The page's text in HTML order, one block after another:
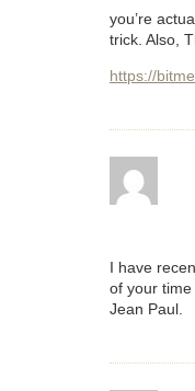
you’re
trick. Also,
https://
I have
of your
Jean Paul.